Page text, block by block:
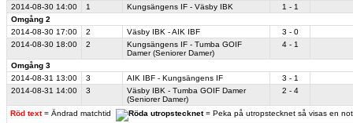
Röd text = Ändrad matchtid = Peka på utropstecknet så visas en
2014-08-30 14:00 1 Kungsängens IF - Väsby IBK
1 - 1
Omgång 2
2014-08-30 17:00 2 Väsby IBK - AIK IBF
3 - 0
2014-08-30 18:00 2
Kungsängens IF - Tumba GOIF
Damer (Seniorer Damer)
4 - 1
Omgång 3
2014-08-31 13:00 3 AIK IBF - Kungsängens IF
3 - 1
2014-08-31 14:00 3
Väsby IBK - Tumba GOIF Damer
(Seniorer Damer)
2 - 4